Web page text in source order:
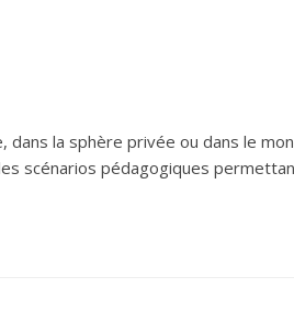
la sphère privée ou dans le
scénarios pédagogiques